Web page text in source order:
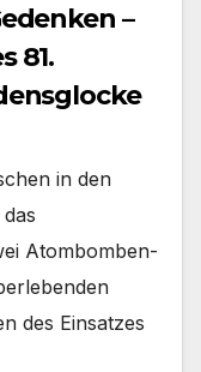
–
81.
in den
Atombomben-
des Einsatzes